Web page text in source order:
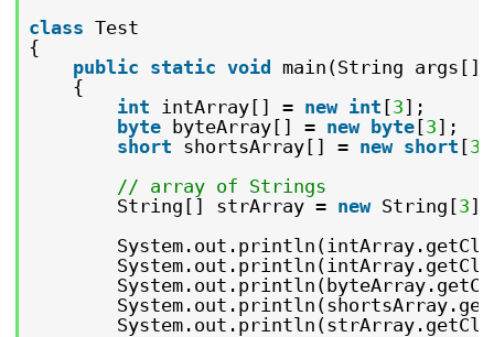
class Test
{
public static void main(String args[])
{
int
intArray[] = new int [3];
byte byteArray[] = new byte[3];
short shortsArray[] = new short [3
// array of Strings
String[] strArray = new String[3];